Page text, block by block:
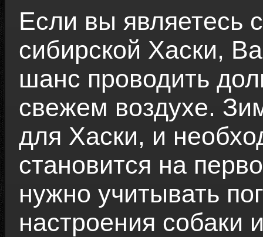
Если вы являетесь
сибирской Хаски,
шанс проводить
свежем воздухе.
для Хаски, и
становится на
нужно учитывать
настроения собаки